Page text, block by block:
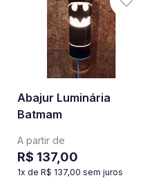
Abajur Luminária
Batmam
A partir de
R$ 137,00
1x de R$ 137,00 sem juros